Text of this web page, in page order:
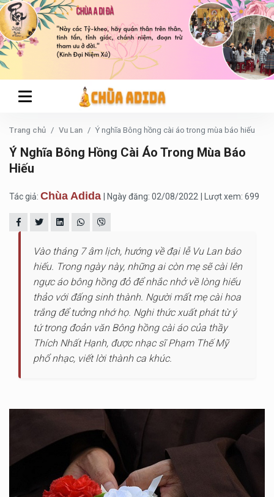
Trang chủ Vu Lan Ý nghĩa Bông hồng cài áo trong mùa báo hiếu
Ý Nghĩa Bông Hồng Cài Áo Trong Mùa Báo
Hiếu
Tác giả: Chùa Adida | Ngày đăng: 02/08/2022 | Lượt xem: 699
Vào tháng 7 âm lịch, hướng về đại lễ Vu Lan báo
hiếu. Trong ngày này, những ai còn mẹ sẽ cài lên
ngực áo bông hồng đỏ để nhắc nhở về lòng hiếu
thảo với đấng sinh thành. Người mất mẹ cài hoa
trắng để tưởng nhớ họ. Nghi thức xuất phát từ ý
tứ trong đoản văn Bông hồng cài áo của thầy
Thích Nhất Hạnh, được nhạc sĩ Phạm Thế Mỹ
phổ nhạc, viết lời thành ca khúc.